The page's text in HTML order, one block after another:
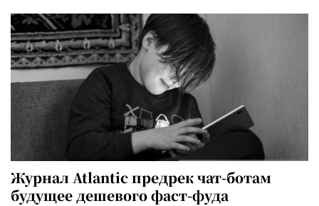
Журнал Atlantic предрек чат-ботам
будущее дешевого фаст-фуда